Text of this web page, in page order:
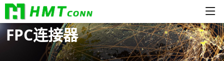
FPC连接器